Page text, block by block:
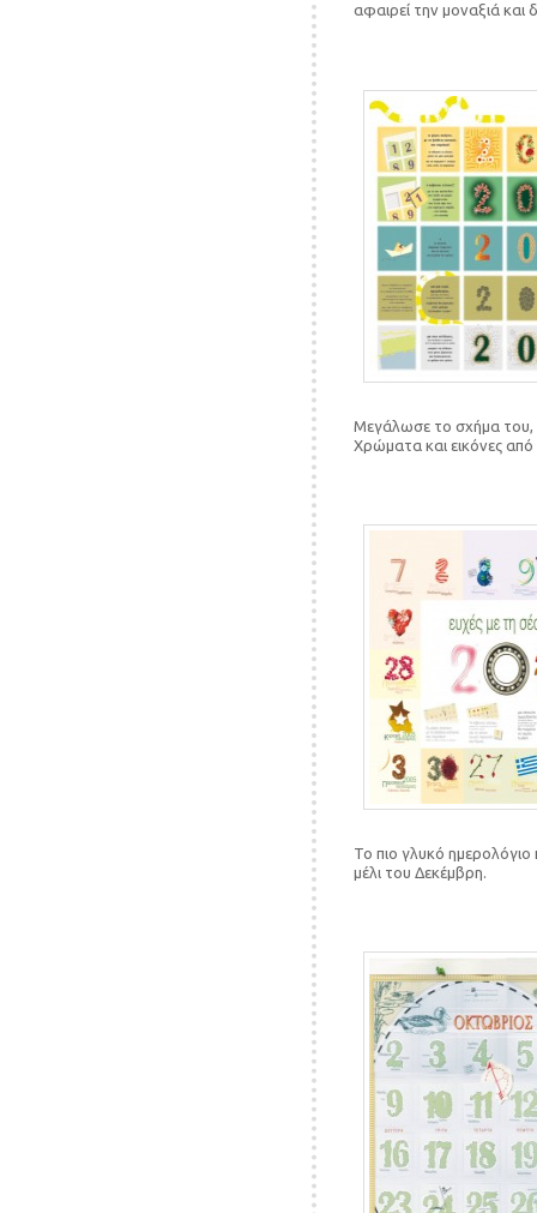
αφαιρεί την μοναξιά και
Μεγάλωσε το σχήμα του,
Χρώματα και εικόνες
Το πιο γλυκό ημερολόγιο
μέλι του Δεκέμβρη.